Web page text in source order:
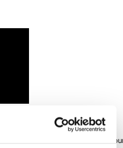
ludique et inspirant